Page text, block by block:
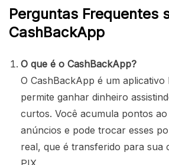
Perguntas Frequentes
CashBackApp
O que é o CashBackApp?
O CashBackApp é um aplicativo
permite ganhar dinheiro
curtos. Você acumula pontos ao
anúncios e pode trocar esses
real, que é transferido para sua